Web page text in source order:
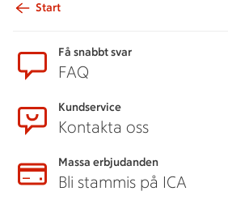
Start
Få snabbt svar
FAQ
Kundservice
Kontakta oss
Massa erbjudanden
Bli stammis på ICA